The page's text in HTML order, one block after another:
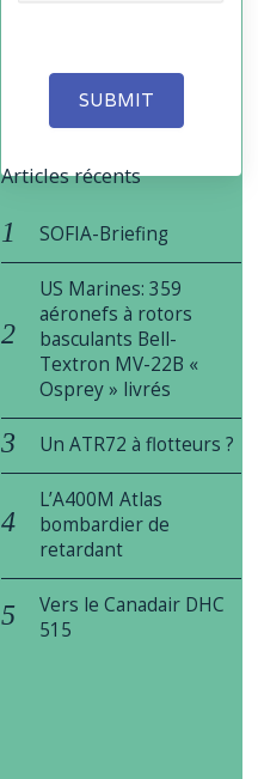
SUBMIT
Articles récents
SOFIA-Briefing
US Marines: 359
aéronefs à rotors
basculants Bell-
Textron MV-22B «
Osprey » livrés
Un ATR72 à flotteurs ?
L’A400M Atlas
bombardier de
retardant
Vers le Canadair DHC
515